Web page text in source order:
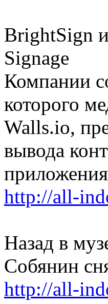
BrightSign
Signage
Компании
которого
Walls.io,
вывода
http://all-
Назад в
Собянин
http://all-